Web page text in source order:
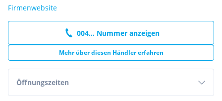
Firmenwebsite
004... Nummer anzeigen
Mehr über diesen Händler erfahren
Öffnungszeiten